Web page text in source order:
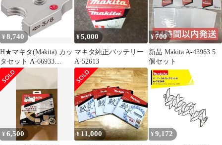
¥8,740
H★マキタ(Makita) カッ
タセット A-66933
dfa2136e
¥5,000
マキタ純正バッテリー
A-52613
¥700
新品 Makita A-43963 5
個セット
¥6,500 ¥ 11,000 ¥ 9,172